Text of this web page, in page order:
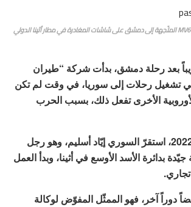
وصف الصورة: الرحلة رقم MV670 المتّجهة إلى دمشق على شاشات المغادرة في مطار أثينا الدولي
بعد رحلة دمشق، بدأت شركة “طيران
تشغيل رحلات إلى سوريا، في وقت لم تكن
الأخرى تفعل ذلك، بسبب الحرب
في أيلول/ سبتمبر 2022، استقرّ السوري إيّاد أسليم، وهو رجل
بدائرة الأسد الأوسع في أثينا، وبدأ العمل
دوراً آخر، فهو الممثّل المفوّض لوكالة